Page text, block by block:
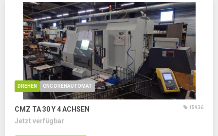
DREHEN CNC DREHAUTOMAT
CMZ TA 30 Y4 ACHSEN 15936
Jetzt verfügbar